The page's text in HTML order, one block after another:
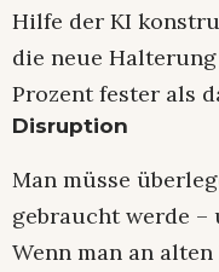
Hilfe der KI
die neue
Prozent fester als
Disruption
Man müsse
gebraucht werde –
Wenn man an